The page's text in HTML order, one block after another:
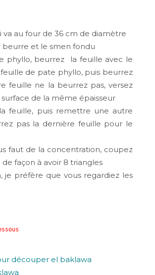
au four de 36 cm de diamètre
beurre et le smen fondu
phyllo, beurrez la feuille avec le
de pate phyllo, puis beurrez
feuille ne la beurrez pas, versez
de la même épaisseur
feuille, puis remettre une autre
pas la dernière feuille pour le
faut de la concentration, coupez
façon à avoir 8 triangles
je préfère que vous regardiez les